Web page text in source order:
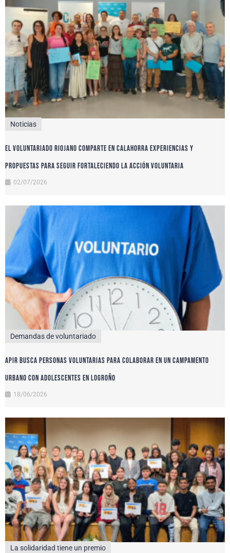
Noticias
El voluntariado riojano comparte en Calahorra experiencias y
propuestas para seguir fortaleciendo la acción voluntaria
02/07/2026
Demandas de voluntariado
APIR busca personas voluntarias para colaborar en un campamento
urbano con adolescentes en Logroño
18/06/2026
La solidaridad tiene un premio